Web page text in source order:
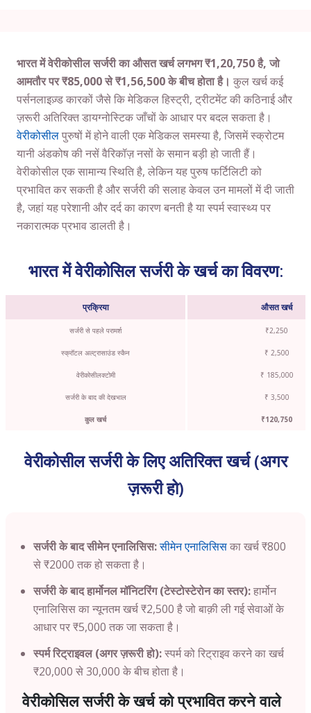
भारत में वेरीकोसील सर्जरी का औसत खर्च लगभग ₹1,20,750 है, जो
आमतौर पर ₹85,000 से ₹1,56,500 के बीच होता है। कुल खर्च कई
पर्सनलाइज़्ड कारकों जैसे कि मेडिकल हिस्ट्री, ट्रीटमेंट की कठिनाई और
ज़रूरी अतिरिक्त डायग्नोस्टिक जाँचों के आधार पर बदल सकता है।
वेरीकोसीलपुरुषों में होने वाली एक मेडिकल समस्या है, जिसमें स्क्रोटम
यानी अंडकोष की नसें वैरिकॉज़ नसों के समान बड़ी हो जाती हैं।
वेरीकोसील एक सामान्य स्थिति है, लेकिन यह पुरुष फर्टिलिटी को
प्रभावित कर सकती है और सर्जरी की सलाह केवल उन मामलों में दी जाती
है, जहां यह परेशानी और दर्द का कारण बनती है या स्पर्म स्वास्थ्य पर
नकारात्मक प्रभाव डालती है।
भारत में वेरीकोसिल सर्जरी के खर्च का विवरण:
प्रक्रिया औसत खर्च
सर्जरी से पहले परामर्श ₹2,250
स्क्रॉटल अल्ट्रासाउंड स्कैन ₹ 2,500
वेरीकोसीलक्टोमी ₹ 185,000
सर्जरी के बाद की देखभाल ₹ 3,500
कुल खर्च ₹120,750
वेरीकोसील सर्जरी के लिए अतिरिक्त खर्च (अगर
ज़रूरी हो)
सर्जरी के बाद सीमेन एनालिसिस:सीमेन एनालिसिसका खर्च ₹800
से ₹2000 तक हो सकता है।
सर्जरी के बाद हार्मोनल मॉनिटरिंग (टेस्टोस्टेरोन का स्तर):हार्मोन
एनालिसिस का न्यूनतम खर्च ₹2,500 है जो बाक़ी ली गई सेवाओं के
आधार पर ₹5,000 तक जा सकता है।
स्पर्म रिट्राइवल (अगर ज़रूरी हो):स्पर्म को रिट्राइव करने का खर्च
₹20,000 से 30,000 के बीच होता है।
वेरीकोसिल सर्जरी के खर्च को प्रभावित करने वाले